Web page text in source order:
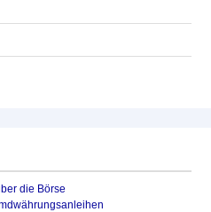
die Börse